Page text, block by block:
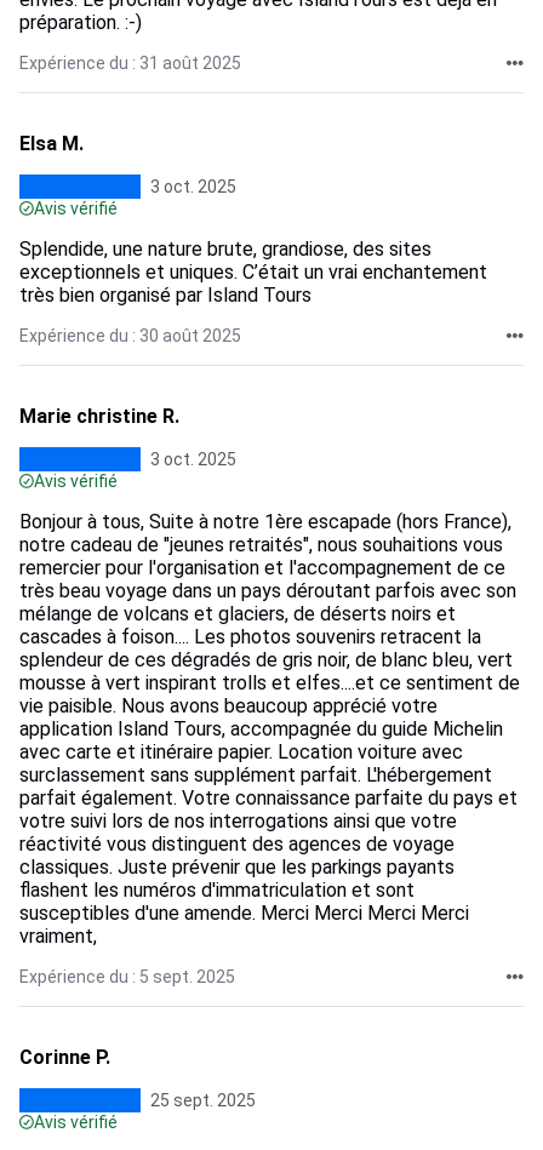
préparation. :-)
Expérience du : 31 août 2025
Elsa M.
3 oct. 2025
Avis vérifié
Splendide, une nature brute, grandiose, des sites
exceptionnels et uniques. C’était un vrai enchantement
très bien organisé par Island Tours
Expérience du : 30 août 2025
Marie christine R.
3 oct. 2025
Avis vérifié
Bonjour à tous, Suite à notre 1ère escapade (hors France),
notre cadeau de "jeunes retraités", nous souhaitions vous
remercier pour l'organisation et l'accompagnement de ce
très beau voyage dans un pays déroutant parfois avec son
mélange de volcans et glaciers, de déserts noirs et
cascades à foison.... Les photos souvenirs retracent la
splendeur de ces dégradés de gris noir, de blanc bleu, vert
mousse à vert inspirant trolls et elfes....et ce sentiment de
vie paisible. Nous avons beaucoup apprécié votre
application Island Tours, accompagnée du guide Michelin
avec carte et itinéraire papier. Location voiture avec
surclassement sans supplément parfait. L'hébergement
parfait également. Votre connaissance parfaite du pays et
votre suivi lors de nos interrogations ainsi que votre
réactivité vous distinguent des agences de voyage
classiques. Juste prévenir que les parkings payants
flashent les numéros d'immatriculation et sont
susceptibles d'une amende. Merci Merci Merci Merci
vraiment,
Expérience du : 5 sept. 2025
Corinne P.
25 sept. 2025
Avis vérifié